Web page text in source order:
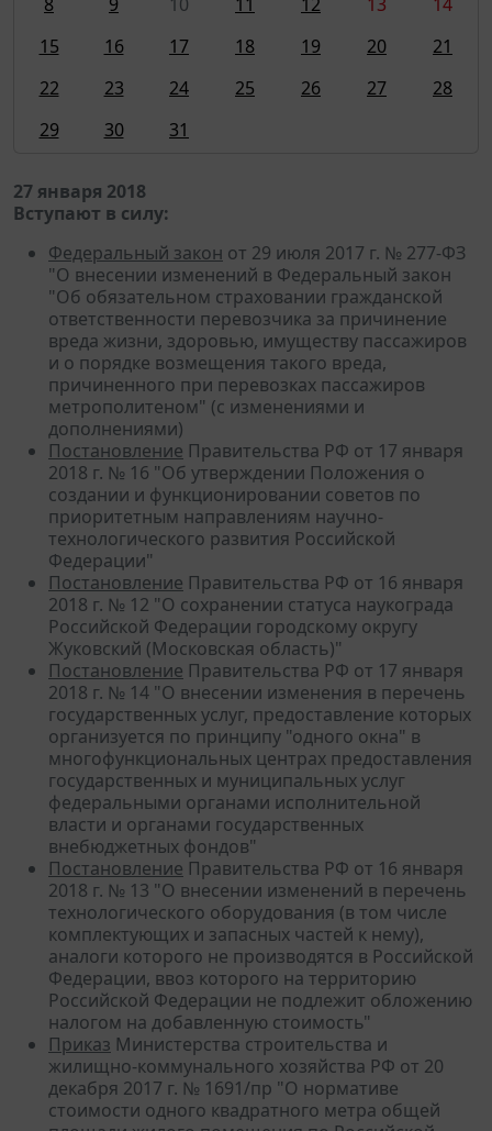
15
16 17 18 19 20
21
22
23 24 25 26 27
28
29
30 31
27 января 2018
Вступают в силу:
Федеральный закон от 29 июля 2017 г. № 277-ФЗ
"О внесении изменений в Федеральный закон
"Об обязательном страховании гражданской
ответственности перевозчика за причинение
вреда жизни, здоровью, имуществу пассажиров
и о порядке возмещения такого вреда,
причиненного при перевозках пассажиров
метрополитеном" (с изменениями и
дополнениями)
Постановление Правительства РФ от 17 января
2018 г. № 16 "Об утверждении Положения о
создании и функционировании советов по
приоритетным направлениям научно-
технологического развития Российской
Федерации"
Постановление Правительства РФ от 16 января
2018 г. № 12 "О сохранении статуса наукограда
Российской Федерации городскому округу
Жуковский (Московская область)"
Постановление Правительства РФ от 17 января
2018 г. № 14 "О внесении изменения в перечень
государственных услуг, предоставление которых
организуется по принципу "одного окна" в
многофункциональных центрах предоставления
государственных и муниципальных услуг
федеральными органами исполнительной
власти и органами государственных
внебюджетных фондов"
Постановление Правительства РФ от 16 января
2018 г. № 13 "О внесении изменений в перечень
технологического оборудования (в том числе
комплектующих и запасных частей к нему),
аналоги которого не производятся в Российской
Федерации, ввоз которого на территорию
Российской Федерации не подлежит обложению
налогом на добавленную стоимость"
Приказ Министерства строительства и
жилищно-коммунального хозяйства РФ от 20
декабря 2017 г. № 1691/пр "О нормативе
стоимости одного квадратного метра общей